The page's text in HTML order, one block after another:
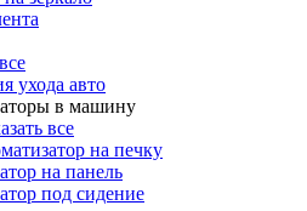
ухода авто
в машину
все
на печку
на панель
под сидение